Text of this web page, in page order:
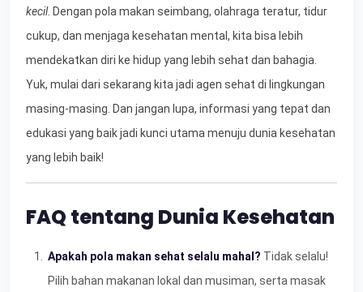
kecil. Dengan pola makan seimbang, olahraga teratur, tidur
cukup, dan menjaga kesehatan mental, kita bisa lebih
mendekatkan diri ke hidup yang lebih sehat dan bahagia.
Yuk, mulai dari sekarang kita jadi agen sehat di lingkungan
masing-masing. Dan jangan lupa, informasi yang tepat dan
edukasi yang baik jadi kunci utama menuju dunia kesehatan
yang lebih baik!
FAQ tentang Dunia Kesehatan
Apakah pola makan sehat selalu mahal? Tidak selalu!
Pilih bahan makanan lokal dan musiman, serta masak